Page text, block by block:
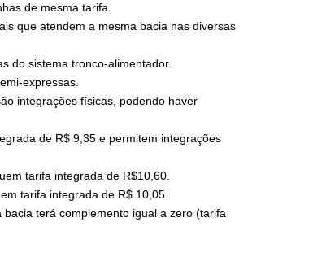
de mesma tarifa.
que atendem a mesma bacia nas diversas
do sistema tronco-alimentador.
expressas.
integrações físicas, podendo haver
de R$ 9,35 e permitem integrações
tarifa integrada de R$10,60.
tarifa integrada de R$ 10,05.
terá complemento igual a zero (tarifa